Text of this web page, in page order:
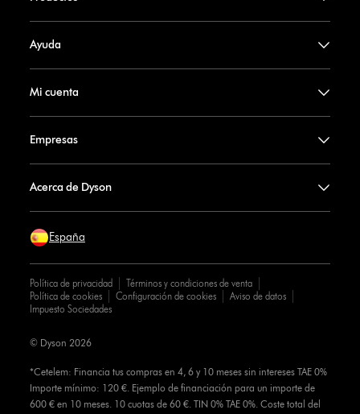
Ayuda
Mi cuenta
Empresas
Acerca de Dyson
España
Política de privacidad
Términos y condiciones de venta
Política de cookies
Configuración de cookies
Aviso de datos
Impuesto Sociedades
*Cetelem: Financia tus compras en 4, 6 y 10 meses sin intereses TAE 0%
Importe mínimo: 120 €. Ejemplo de financiación para un importe de
600 € en 10 meses. 10 cuotas de 60 €. TIN 0% TAE 0%. Coste total del
© Dyson 2026